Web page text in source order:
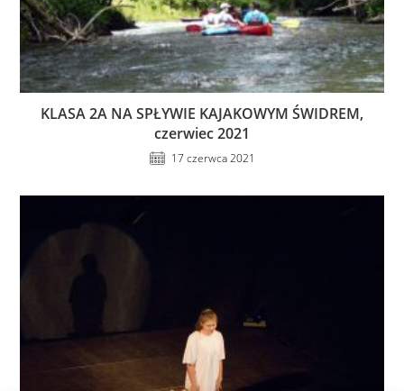
KLASA 2A NA SPŁYWIE KAJAKOWYM ŚWIDREM,
czerwiec 2021
17 czerwca 2021